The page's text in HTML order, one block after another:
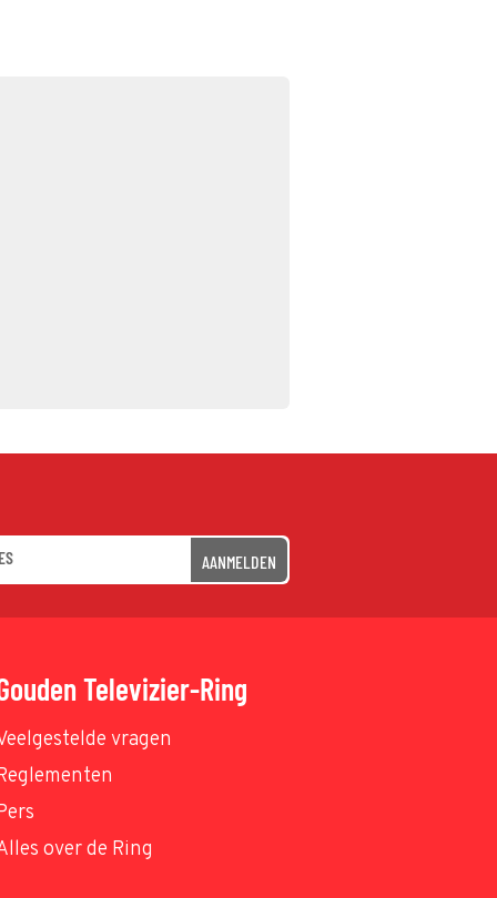
AANMELDEN
Televizier-Ring
vragen
over de Ring